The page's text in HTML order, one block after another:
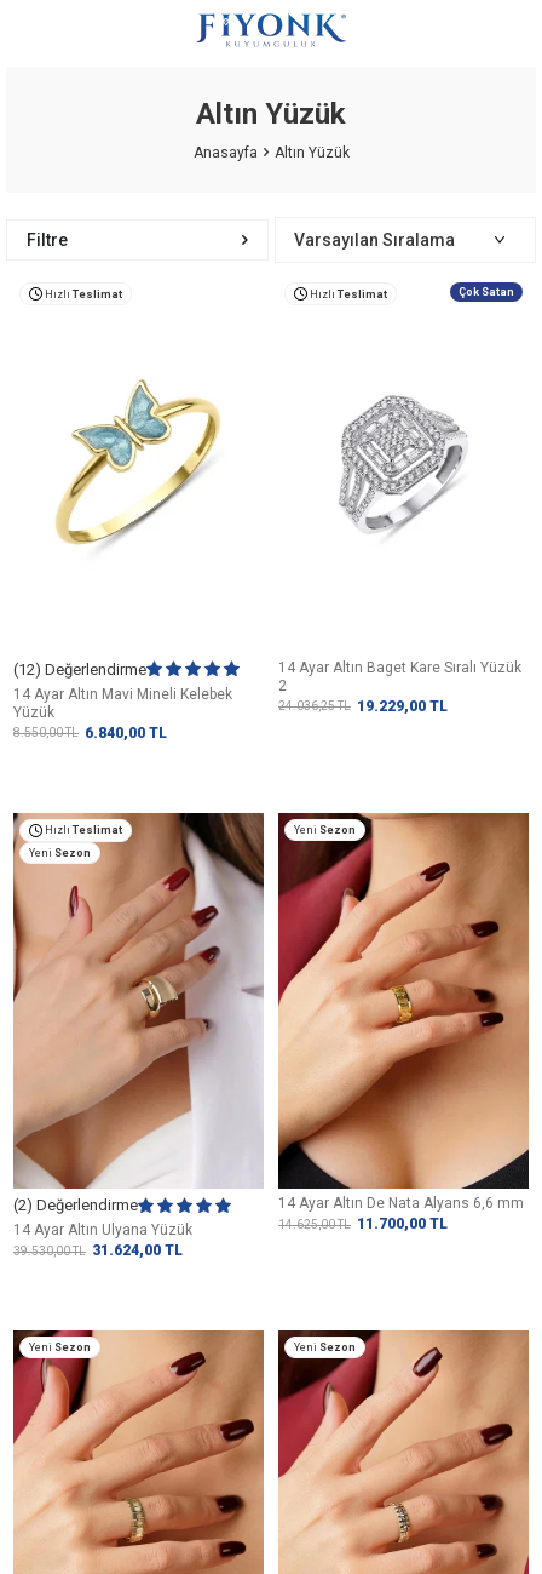
Altın Yüzük
Anasayfa Altın Yüzük
Filtre
Hızlı Teslimat
(12) Değerlendirme
14 Ayar Altın Mavi Mineli Kelebek
Yüzük
8.550,00TL 6.840,00 TL
Hızlı Teslimat Çok Satan
14 Ayar Altın Baget Kare Sıralı Yüzük
2
24.036,25TL 19.229,00 TL
Hızlı Teslimat
Yeni Sezon
(2) Değerlendirme
14 Ayar Altın Ulyana Yüzük
39.530,00TL 31.624,00 TL
Yeni Sezon
14 Ayar Altın De Nata Alyans 6,6 mm
14.625,00TL 11.700,00 TL
Yeni Sezon Yeni Sezon